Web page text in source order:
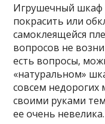
Игрушечный шкаф
покрасить или
самоклеящейся
вопросов не
есть вопросы,
«натуральном»
совсем недорогих
своими руками
ее очень невелика.